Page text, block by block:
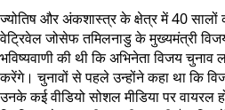
ज्योतिष और अंकशास्त्र के क्षेत्र में 40
वेट्रिवेल जोसेफ तमिलनाडु के मुख्यमंत्री
भविष्यवाणी की थी कि अभिनेता विजय
करेंगे। चुनावों से पहले उन्होंने कहा था कि
उनके कई वीडियो सोशल मीडिया पर वायरल